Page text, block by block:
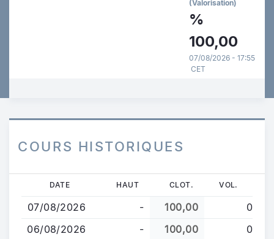
(Valorisation)
%
100,00
07/08/2026 - 17:55
CET
COURS HISTORIQUES
contenu
principal
DATE HAUT CLOT. VOL.
07/08/2026 - 100,00
0
06/08/2026
- 100,00
0